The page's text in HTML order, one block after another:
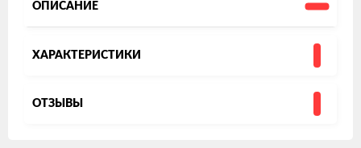
ОПИСАНИЕ
ХАРАКТЕРИСТИКИ
ОТЗЫВЫ